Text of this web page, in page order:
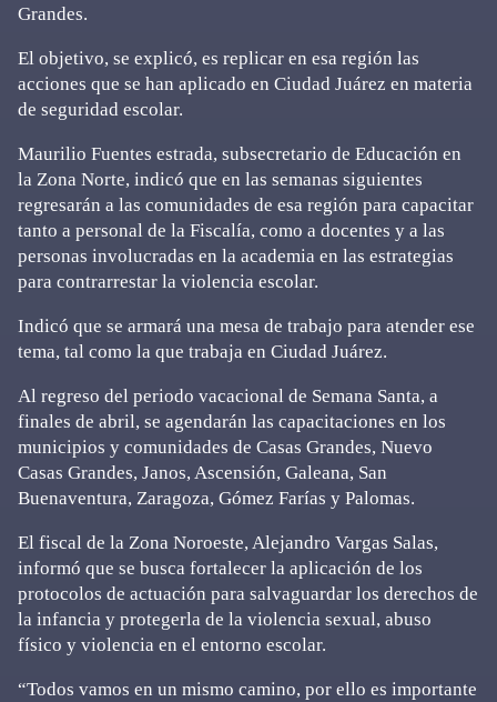
Grandes.
El objetivo, se explicó, es replicar en esa región las
acciones que se han aplicado en Ciudad Juárez en materia
de seguridad escolar.
Maurilio Fuentes estrada, subsecretario de Educación en
la Zona Norte, indicó que en las semanas siguientes
regresarán a las comunidades de esa región para capacitar
tanto a personal de la Fiscalía, como a docentes y a las
personas involucradas en la academia en las estrategias
para contrarrestar la violencia escolar.
Indicó que se armará una mesa de trabajo para atender ese
tema, tal como la que trabaja en Ciudad Juárez.
Al regreso del periodo vacacional de Semana Santa, a
finales de abril, se agendarán las capacitaciones en los
municipios y comunidades de Casas Grandes, Nuevo
Casas Grandes, Janos, Ascensión, Galeana, San
Buenaventura, Zaragoza, Gómez Farías y Palomas.
El fiscal de la Zona Noroeste, Alejandro Vargas Salas,
informó que se busca fortalecer la aplicación de los
protocolos de actuación para salvaguardar los derechos de
la infancia y protegerla de la violencia sexual, abuso
físico y violencia en el entorno escolar.
“Todos vamos en un mismo camino, por ello es importante